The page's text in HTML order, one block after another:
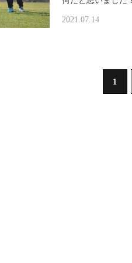
2021.07.14
1